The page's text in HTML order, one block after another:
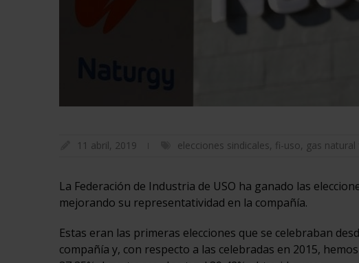
11 abril, 2019 elecciones sindicales, fi-uso, gas natural
La Federación de Industria de USO ha ganado las
mejorando su representatividad en la compañía.
Estas eran las primeras elecciones que se celebraban
compañía y, con respecto a las celebradas en 2015,